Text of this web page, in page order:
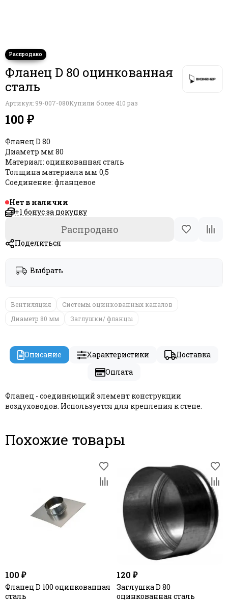
Фланец D 80 оцинкованная
сталь
Артикул: 99-007-080Купили более 410 раз
100 ₽
Фланец D 80
Диаметр мм 80
Материал: оцинкованная сталь
Толщина материала мм 0,5
Соединение: фланцевое
Нет в наличии
+1 бонус за покупку
Распродано
Поделиться
Выбрать
Вентиляция
Системы оцинкованных каналов
Диаметр 80 мм
Заглушки/ фланцы
Описание Характеристики
Доставка
Оплата
Фланец - соединяющий элемент конструкции
воздуховодов. Используется для крепления к стене.
Похожие товары
100 ₽
Фланец D 100 оцинкованная
сталь
120 ₽
Заглушка D 80
оцинкованная сталь